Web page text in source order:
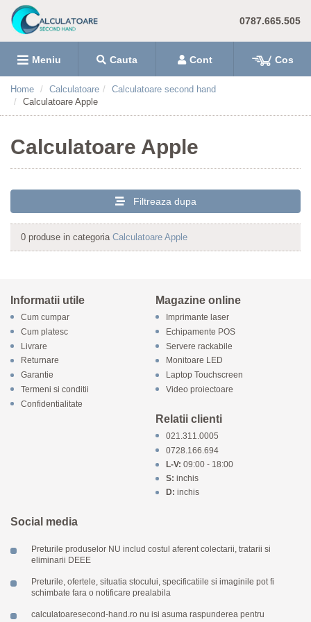
0787.665.505
Meniu Cauta Cont Cos
Home Calculatoare
Calculatoare second hand
Calculatoare Apple
Calculatoare Apple
Filtreaza dupa
0 produse in categoria Calculatoare Apple
Informatii utile
Cum cumpar
Cum platesc
Livrare
Returnare
Garantie
Termeni si conditii
Confidentialitate
Magazine online
Imprimante laser
Echipamente POS
Servere rackabile
Monitoare LED
Laptop Touchscreen
Video proiectoare
Relatii clienti
021.311.0005
0728.166.694
L-V: 09:00 - 18:00
S: inchis
D: inchis
Social media
Preturile produselor NU includ costul aferent colectarii, tratarii si
eliminarii DEEE
Preturile, ofertele, situatia stocului, specificatiile si imaginile pot fi
schimbate fara o notificare prealabila
calculatoaresecond-hand.ro nu isi asuma raspunderea pentru